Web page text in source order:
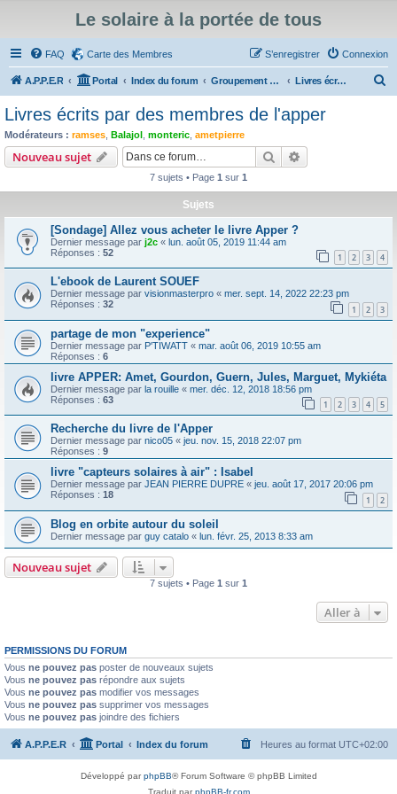
Le solaire à la portée de tous
FAQ Carte des Membres Connexion
S’enregistrer
A.P.P.E.R Portal Index du forum Groupement d'achat de matériel solaire, entr'aides, vie de l'association, annonces Livres écrits par des membres de l'apper
e
r
Livres écrits par des membres de l'apper
Modérateurs : ramses Balajol monteric ametpierre
Nouveau sujet Rechercher
7 sujets • Page 1 sur 1
Sujets
[Sondage] Allez vous acheter le livre Apper ?
Dernier message par j2c « lun. août 05, 2019 11:44 am
Réponses : 52 1 2 3 4
L'ebook de Laurent SOUEF
Dernier message par visionmasterpro « mer. sept. 14, 2022 22:23 pm
Réponses : 32 1 2 3
partage de mon "experience"
Dernier message par P'TIWATT « mar. août 06, 2019 10:55 am
Réponses : 6
livre APPER: Amet, Gourdon, Guern, Jules, Marguet, Mykiéta
Dernier message par la rouille « mer. déc. 12, 2018 18:56 pm
Réponses : 63 1 2 3 4 5
Recherche du livre de l'Apper
Dernier message par nico05 « jeu. nov. 15, 2018 22:07 pm
Réponses : 9
livre "capteurs solaires à air" : Isabel
Dernier message par JEAN PIERRE DUPRE « jeu. août 17, 2017 20:06 pm
Réponses : 18 1 2
Blog en orbite autour du soleil
Dernier message par guy catalo « lun. févr. 25, 2013 8:33 am
Nouveau sujet
7 sujets • Page 1 sur 1
Aller à
PERMISSIONS DU FORUM
Vous ne pouvez pas poster de nouveaux sujets
Vous ne pouvez pas répondre aux sujets
Vous ne pouvez pas modifier vos messages
Vous ne pouvez pas supprimer vos messages
Vous ne pouvez pas joindre des fichiers
A.P.P.E.R Portal Index du forum Heures au format UTC+02:00
Développé parphpBB® Forum Software © phpBB Limited
Traduit parphpBB-fr.com